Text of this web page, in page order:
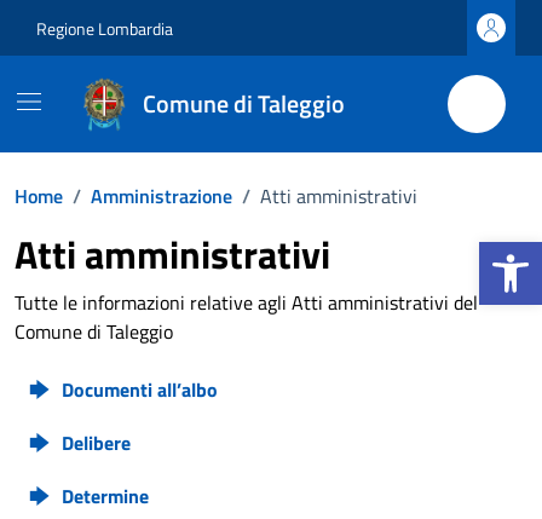
Apri la
Regione Lombardia
Comune di Taleggio
Home / Amministrazione / Atti amministrativi
Atti amministrativi
Tutte le informazioni relative agli Atti amministrativi del
Comune di Taleggio
Documenti all’albo
Delibere
Determine